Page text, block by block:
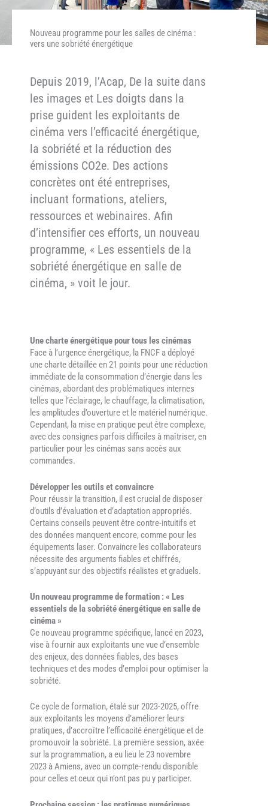
Nouveau programme pour les salles de cinéma :
vers une sobriété énergétique
Depuis 2019, l’Acap, De la suite dans
les images et Les doigts dans la
prise guident les exploitants de
cinéma vers l’efficacité énergétique,
la sobriété et la réduction des
émissions CO2e. Des actions
concrètes ont été entreprises,
incluant formations, ateliers,
ressources et webinaires. Afin
d’intensifier ces efforts, un nouveau
programme, « Les essentiels de la
sobriété énergétique en salle de
cinéma, » voit le jour.
Une charte énergétique pour tous les cinémas
Face à l’urgence énergétique, la FNCF a déployé
une charte détaillée en 21 points pour une réduction
immédiate de la consommation d’énergie dans les
cinémas, abordant des problématiques internes
telles que l’éclairage, le chauffage, la climatisation,
les amplitudes d’ouverture et le matériel numérique.
Cependant, la mise en pratique peut être complexe,
avec des consignes parfois difficiles à maîtriser, en
particulier pour les cinémas sans accès aux
commandes.
Développer les outils et convaincre
Pour réussir la transition, il est crucial de disposer
d’outils d’évaluation et d’adaptation appropriés.
Certains conseils peuvent être contre-intuitifs et
des données manquent encore, comme pour les
équipements laser. Convaincre les collaborateurs
nécessite des arguments fiables et chiffrés,
s’appuyant sur des objectifs réalistes et graduels.
Un nouveau programme de formation : « Les
essentiels de la sobriété énergétique en salle de
cinéma »
Ce nouveau programme spécifique, lancé en 2023,
vise à fournir aux exploitants une vue d’ensemble
des enjeux, des données fiables, des bases
techniques et des modes d’emploi pour optimiser la
sobriété.
Ce cycle de formation, étalé sur 2023-2025, offre
aux exploitants les moyens d’améliorer leurs
pratiques, d’accroître l’efficacité énergétique et de
promouvoir la sobriété. La première session, axée
sur la programmation, a eu lieu le 23 novembre
2023 à Amiens, avec un compte-rendu disponible
pour celles et ceux qui n’ont pas pu y participer.